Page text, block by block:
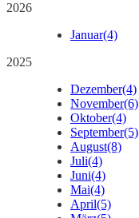
2026
Januar(4)
2025
Dezember(4)
November(6)
Oktober(4)
September(5)
August(8)
Juli(4)
Juni(4)
Mai(4)
April(5)